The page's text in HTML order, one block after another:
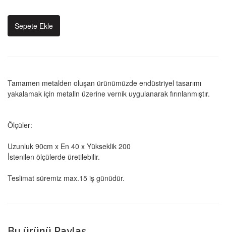
Sepete Ekle
Tamamen metalden oluşan ürünümüzde endüstriyel tasarımı
yakalamak için metalin üzerine vernik uygulanarak fırınlanmıştır.
Ölçüler:
Uzunluk 90cm x En 40 x Yükseklik 200
İstenilen ölçülerde üretilebilir.
Teslimat süremiz max.15 iş günüdür.